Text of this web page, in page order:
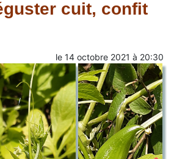
cuit, confit
le 14 octobre 2021 à 20:30